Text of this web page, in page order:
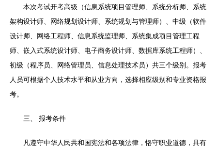
本次考试开考高级（信息系统项目管理师、系统分析师、系统
架构设计师、网络规划设计师、系统规划与管理师）、中级（软件
设计师、网络工程师、信息系统监理师、系统集成项目管理工程
师、嵌入式系统设计师、电子商务设计师、数据库系统工程师）、
初级（程序员、网络管理员、信息处理技术员）共三个级别。报考
人员可根据个人技术水平和从业方向，选择相应级别和专业资格报
考。
三、 报考条件
凡遵守中华人民共和国宪法和各项法律，恪守职业道德，具有